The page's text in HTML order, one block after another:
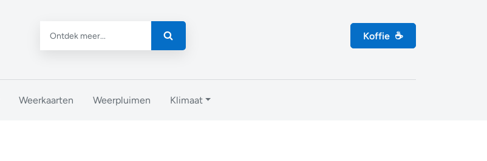
Koffie ☕
Weerkaarten Weerpluimen Klimaat